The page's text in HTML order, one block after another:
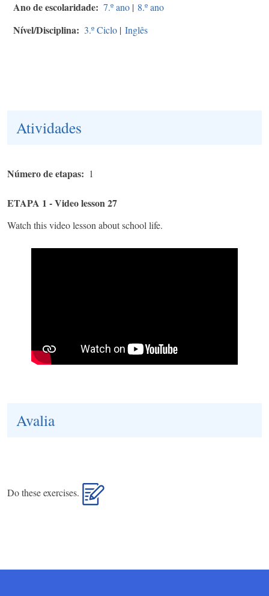
Ano de escolaridade 7.º ano | 8.º ano
Nível/Disciplina 3.º Ciclo | Inglês
Atividades
Número de etapas 1
ETAPA 1 - Video lesson 27
Watch this video lesson about school life.
Avalia
Do these exercises.